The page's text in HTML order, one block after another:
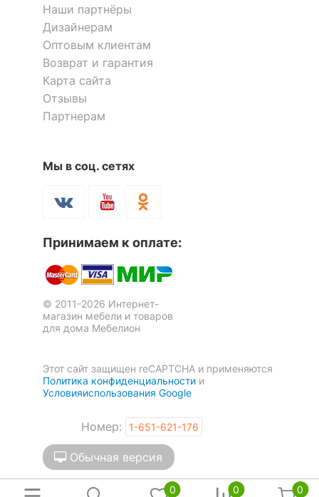
Рекомендуемые
помещения
Угол
Механизм
трансформации
Скрыть
Наши партнёры
Дизайнерам
Оптовым клиентам
Возврат и гарантия
Карта сайта
Отзывы
Партнерам
Мы в соц. сетях
Принимаем к оплате:
© 2011-2026 Интернет-
магазин мебели и товаров
для дома Мебелион
Этот сайт защищен reCAPTCHA и применяются
Политика конфиденциальности и
Условияиспользования Google
Номер: 1-651-621-176
Обычная версия
0 0 0